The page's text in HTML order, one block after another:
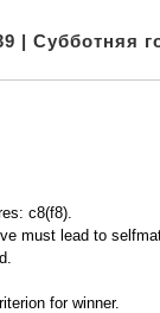
| Субботняя
c8(f8).
must lead to
for winner.